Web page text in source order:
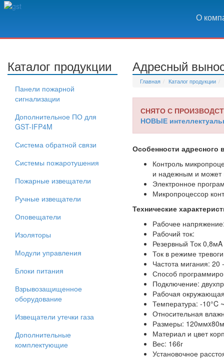
О
Каталог продукции
Панели пожарной
сигнализации
Дополнительное ПО для
GST-IFP4M
Система обратной связи
Системы пожаротушения
Пожарные извещатели
Ручные извещатели
Оповещатели
Изоляторы
Модули управления
Блоки питания
Взрывозащищенное
оборудование
Извещатели утечки газа
Дополнительные
комплектующие
Адресный
Главная Каталог продукции
СНЯТО С
НОВЫЕ
Особенности адресного
Контроль
и надежным и может
Электронное
Микропроцессор
Технические
Рабочее
Рабочий ток:
Резервный Ток 0,8мA
Ток в режиме
Частота мигания: 20
Способ
Подключение:
Рабочая
Температура: -10°C
Относительная
Размеры:
Материал и цвет
Вес: 166г
Установочное